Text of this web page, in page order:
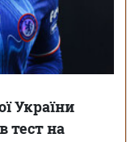
України
тест на